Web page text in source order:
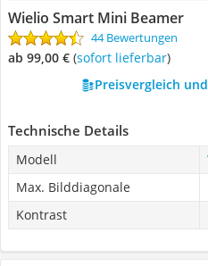
Wielio Smart Mini Beamer
44 Bewertungen
ab 99,00 € ( Sofort lieferbar)
Preisvergleich
Technische Details
Modell
Max. Bilddiagonale
Kontrast